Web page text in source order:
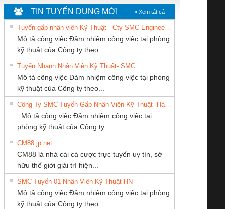
An Toàn
Contact
– PSR-
SCP-
FSP/2X1/1X2
sát chuỗi
tấm pin
16I+
(2502520000)
Bộ giám sát chuỗi
tấm pin
TRANSCLINIC 16I+
1K5 L (2433950000)
Bộ giám sát dòng
TRANSCLINIC 16I+
(2008130000)
Bộ chỉnh lưu nguồn
điện TRANSCLINIC
BKE 1K5.4
(7791400879)2. Giá
Nẹp nhôm chống
trơn Đà Nẵng
TY TNHH
MẠI
VỤ KỸ
ĐIỆN CƠ
HƯNG PHÁT
CÔNG TY TNHH
KINH DOANH
DỊCH VỤ XNK
PHƯƠNG NAM
Cty TNHH TM QC
TY TNHH
THUẬT KTECH
NAM
PHẦN DÂY VÀ
CÁP ĐIỆN
THƯỢNG ĐÌNH
Thương Mại SX
TIN TUYỂN DỤNG MỚI » Xem tất cả
Mô tả công việc Đảm nhiệm công việc tại phòng
kỹ thuật của Công ty theo...
Tuyển Nhanh Nhân Viên Kỹ Thuật- SMC
Mô tả công việc Đảm nhiệm công việc tại phòng
kỹ thuật của Công ty theo...
Mô tả công việc Đảm nhiệm công việc tại
phòng kỹ thuật của Công ty...
CM88 jp net
CM88 là nhà cái cá cược trực tuyến uy tín, sở
hữu thế giới giải trí hiện...
SMC Tuyển 01 Nhân Viên Kỹ Thuật-HN
Mô tả công việc Đảm nhiệm công việc tại phòng
kỹ thuật của Công ty theo...